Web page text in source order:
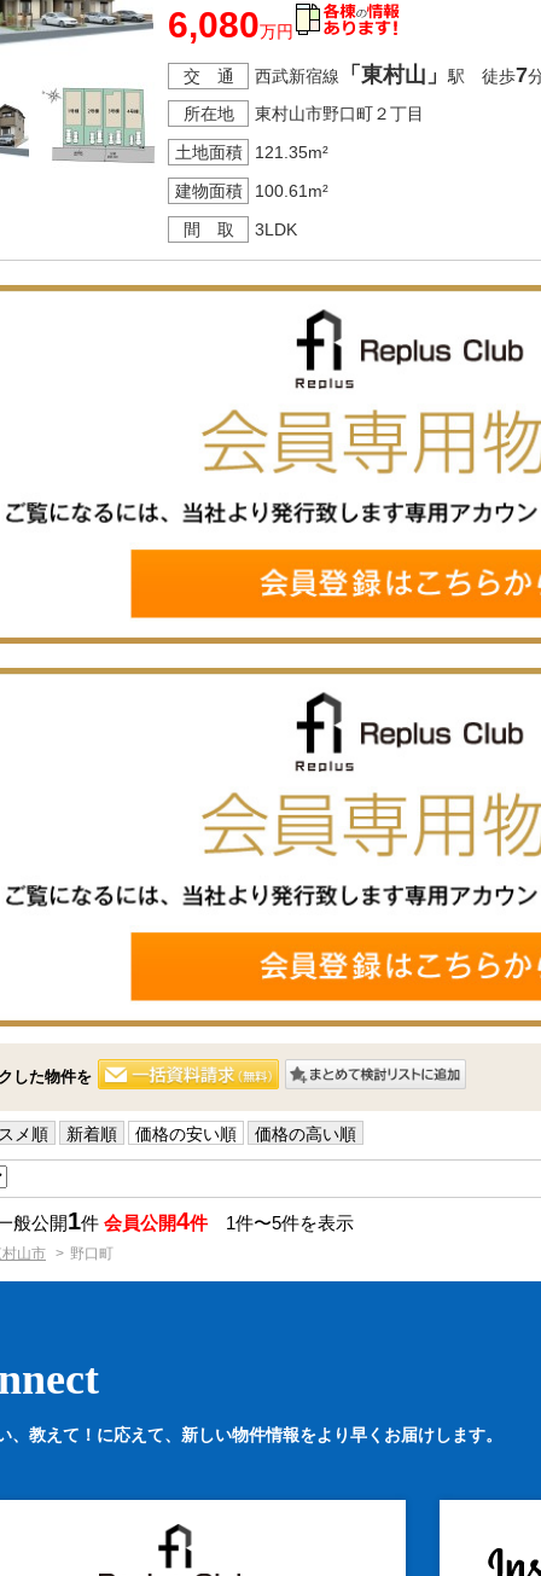
6,080万円
交 通 西武新宿線 「東村山」駅 徒歩7
所在地
東村山市野口町２丁目
土地面積
121.35m²
建物面積
100.61m²
間 取
3LDK
した物件を
メ順 新着順 価格の安い順 価格の高い順
般公開1件 会員公開4件1件〜5件を表示
山市 野口町
、教えて！に応えて、 新しい物件情報をより早くお届けします。